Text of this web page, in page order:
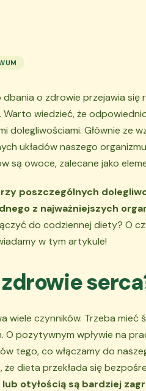
o zdrowie przejawia
Warto wiedzieć, że
dolegliwościami. Głównie ze
układów naszego
są owoce, zalecane jako
poszczególnych
z najważniejszych
do codziennej diety? O
w tym artykule!
wiele czynników. Trzeba mieć
O pozytywnym wpływie na
tego, co włączamy do
dieta przekłada się
lub otyłością są bardziej